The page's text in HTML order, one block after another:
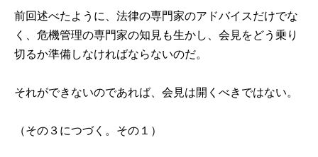
前回述べたように、法律の専門家のアドバイスだけでな
く、危機管理の専門家の知見も生かし、会見をどう乗り
切るか準備しなければならないのだ。
それができないのであれば、会見は開くべきではない。
（その３につづく。 その１ ）